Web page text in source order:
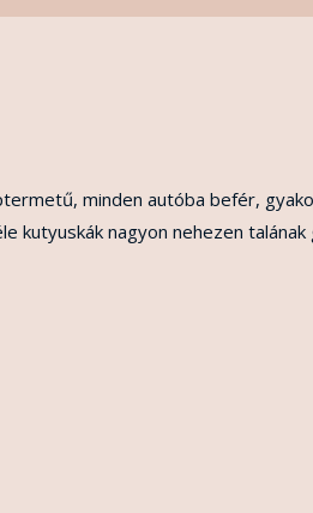
minden autóba befér,
kutyuskák nagyon nehezen talának